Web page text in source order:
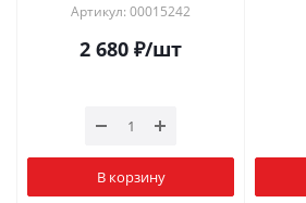
Артикул: 00015242
2 680 ₽/шт
В корзину